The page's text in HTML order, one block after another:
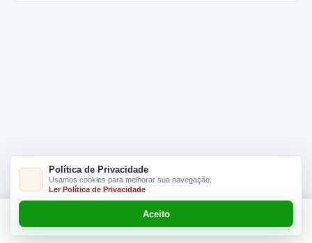
Adicionar R$ 8.00
Política de Privacidade
Usamos cookies para melhorar sua navegação.
Ler Política de Privacidade
Aceito